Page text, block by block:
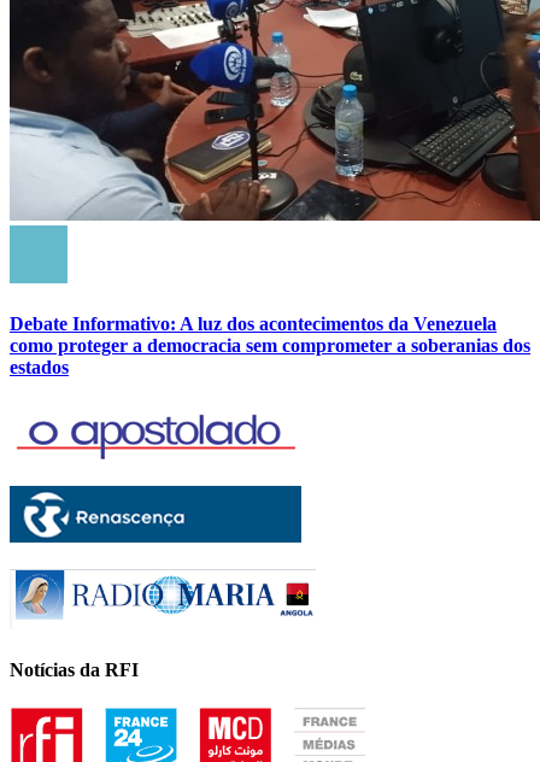
Debate Informativo: A luz dos acontecimentos da Venezuela
como proteger a democracia sem comprometer a soberanias dos
estados
Notícias da RFI